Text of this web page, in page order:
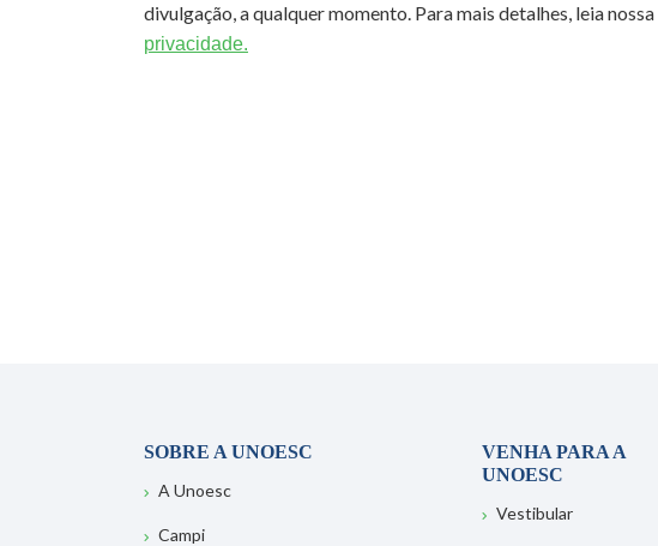
divulgação, a qualquer momento. Para mais detalhes, leia nossa
privacidade.
SOBRE A UNOESC
A Unoesc
Campi
VENHA PARA A
UNOESC
Vestibular